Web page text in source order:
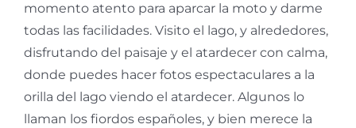
momento atento para aparcar la moto y darme
todas las facilidades. Visito el lago, y alrededores,
disfrutando del paisaje y el atardecer con calma,
donde puedes hacer fotos espectaculares a la
orilla del lago viendo el atardecer. Algunos lo
llaman los fiordos españoles, y bien merece la